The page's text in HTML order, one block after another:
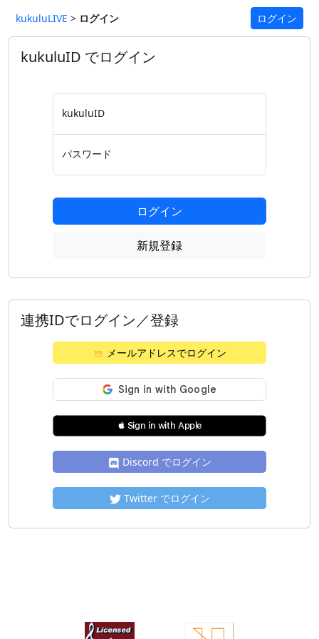
kukuluLIVE > ログイン ログイン
kukuluID でログイン
kukuluID
パスワード
ログイン
新規登録
連携IDでログイン／登録
メールアドレスでログイン
 Sign in with Apple
Discord でログイン
Twitter でログイン